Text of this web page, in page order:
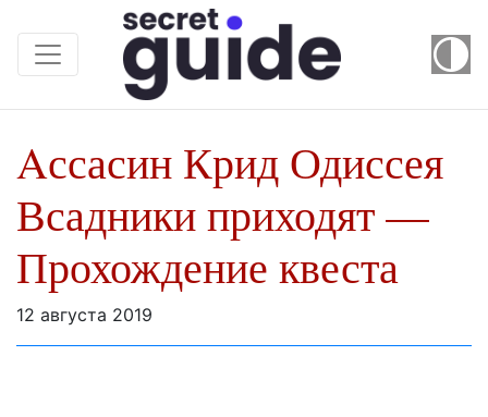
Aссасин Крид Одиссея
Всадники приходят —
Прохождение квеста
12 августа 2019